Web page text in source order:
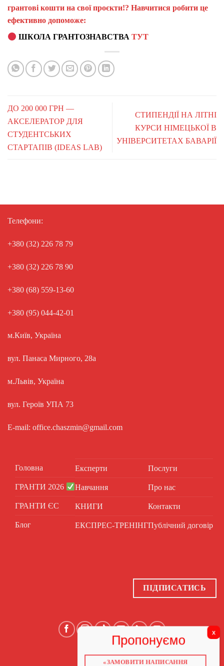
грантові кошти на свої проєкти!? Навчитися робити це
ефективно допоможе:
ШКОЛА ГРАНТОЗНАВСТВАТУТ
ДО 200 000 ГРН —
АКСЕЛЕРАТОР ДЛЯ
СТУДЕНТСЬКИХ
СТАРТАПІВ (IDEAS LAB)
СТИПЕНДІЇ НА ЛІТНІ
КУРСИ НІМЕЦЬКОЇ В
УНІВЕРСИТЕТАХ БАВАРІЇ
Телефони:
+380 (32) 226 78 79
+380 (32) 226 78 90
+380 (68) 559-13-60
+380 (95) 044-42-01
м.Київ, Україна
вул. Панаса Мирного, 28а
м.Львів, Україна
вул. Героїв УПА 73
E-mail: office.chaszmin@gmail.com
Головна
ГРАНТИ 2026
ГРАНТИ ЄС
Блог
Експерти
Навчання
КНИГИ
ЕКСПРЕС-ТРЕНІНГ
Послуги
Про нас
Контакти
Публічний договір
ПІДПИСАТИСЬ
ГОЛОВНА
«ЗАМОВИТИ НАПИСАННЯ